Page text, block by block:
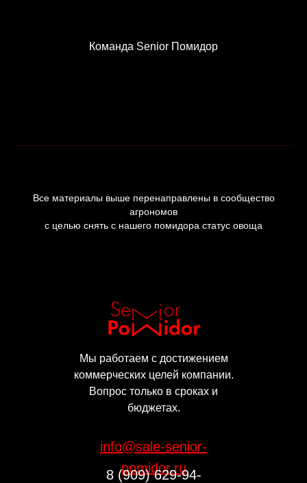
Команда Senior Помидор
Все материалы выше перенаправлены в сообщество
агрономов
с целью снять с нашего помидора статус овоща
Мы работаем с достижением
коммерческих целей компании.
Вопрос только в сроках и
бюджетах.
info@sale-senior-
pomidor.ru
8 (909) 629-94-